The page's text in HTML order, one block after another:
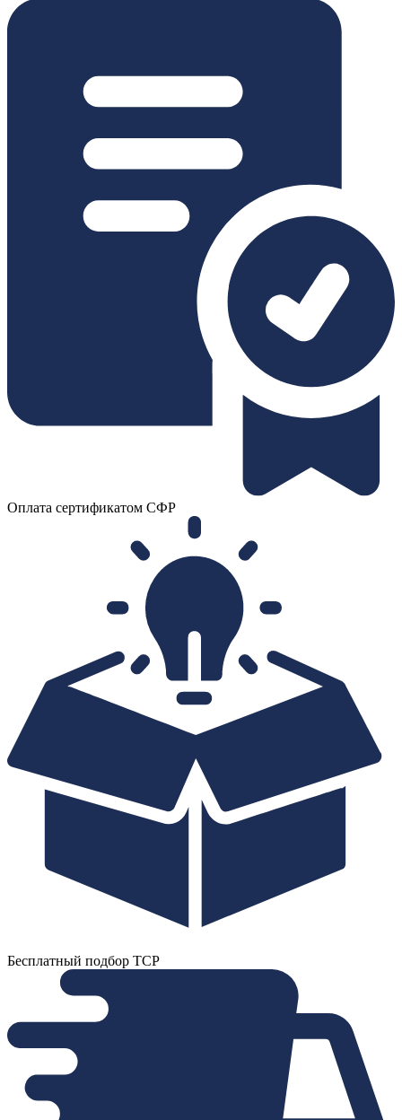
Оплата сертификатом СФР
Бесплатный подбор ТСР